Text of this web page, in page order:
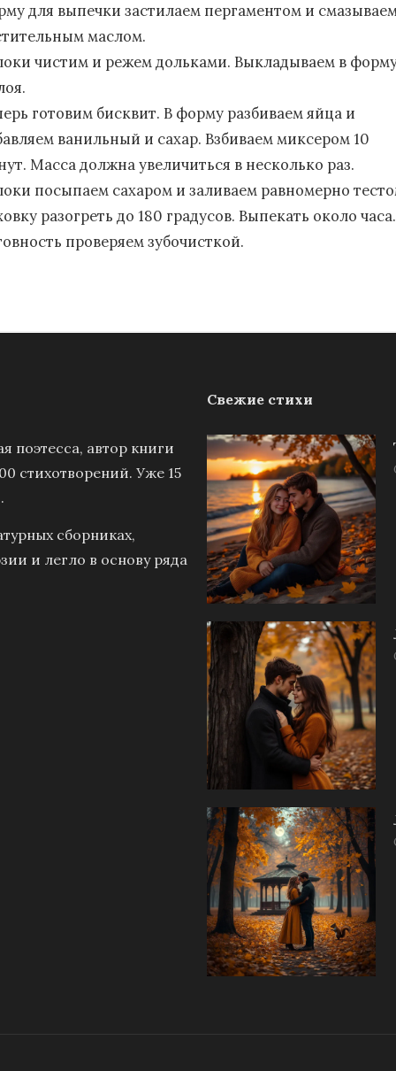
для выпечки застилаем пергаментом и
маслом.
чистим и режем дольками. Выкладываем в
готовим бисквит. В форму разбиваем яйца и
ванильный и сахар. Взбиваем миксером 10
Масса должна увеличиться в несколько раз.
посыпаем сахаром и заливаем равномерно
разогреть до 180 градусов. Выпекать около часа.
проверяем зубочисткой.
поэтесса, автор книги
стихотворений. Уже 15
сборниках,
и легло в основу ряда
Свежие стихи